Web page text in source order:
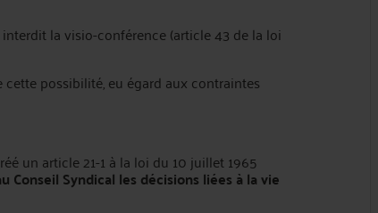
la visio-conférence (article 43 de la loi
cette possibilité, eu égard aux contraintes
un article 21-1 à la loi du 10 juillet 1965
Conseil Syndical les décisions liées à la vie